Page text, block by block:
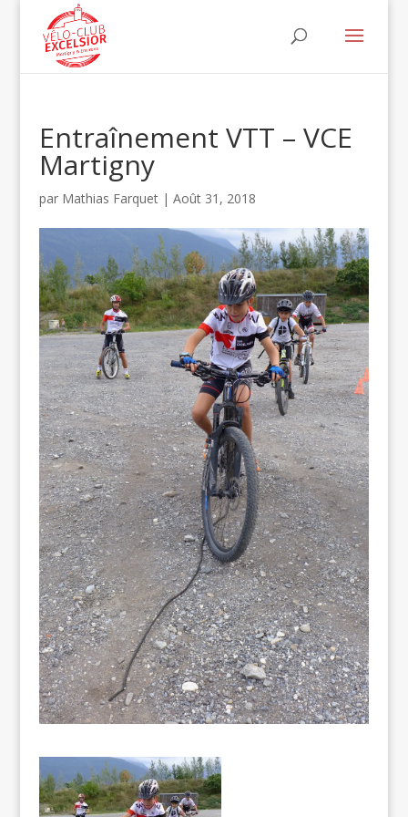
Entraînement VTT – VCE
Martigny
par Mathias Farquet| Août 31, 2018